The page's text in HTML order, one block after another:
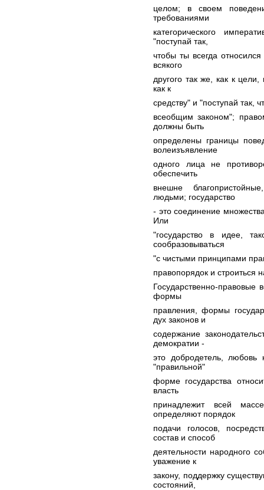
целом; в своем
требованиями
категорического
"поступай так,
чтобы ты всегда
всякого
другого так же, как к
как к
средству" и "поступай так,
всеобщим законом";
должны быть
определены границы
волеизъявление
одного лица не
обеспечить
внешне
людьми; государство
- это соединение
Или
"государство в идее,
сообразовываться
"с чистыми принципами
правопорядок и строиться
Государственно-правовые
формы
правления, формы
дух законов и
содержание
демократии -
это добродетель,
"правильной"
форме государства
власть
принадлежит всей
определяют порядок
подачи голосов,
состав и способ
деятельности народного
уважение к
закону, поддержку
состояний,